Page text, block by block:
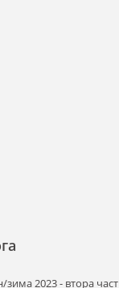
зима 2023 - втора част